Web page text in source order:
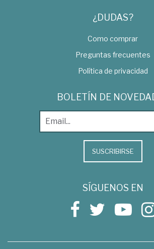
¿DUDAS?
Como comprar
Preguntas frecuentes
Política de privacidad
BOLETÍN DE
SUSCRIBIRSE
SÍGUENOS EN